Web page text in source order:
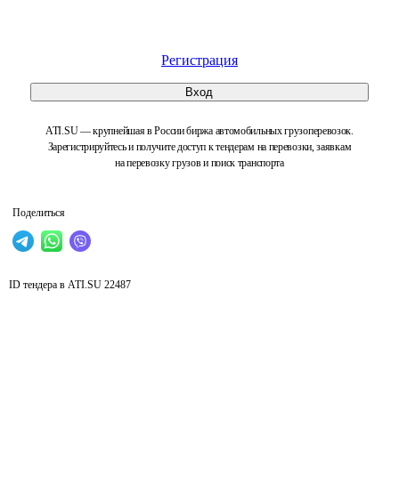
Регистрация
Вход
ATI.SU — крупнейшая в России биржа автомобильных грузоперевозок.
Зарегистрируйтесь и получите доступ к тендерам на перевозки, заявкам
на перевозку грузов и поиск транспорта
Поделиться
ID тендера в ATI.SU 22487